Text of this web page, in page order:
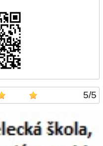
5/5